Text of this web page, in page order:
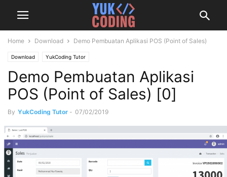
Home Download Demo Pembuatan Aplikasi POS (Point of Sales)
Download YukCoding Tutor
Demo Pembuatan Aplikasi
POS (Point of Sales) [0]
By YukCoding Tutor - 07/02/2019